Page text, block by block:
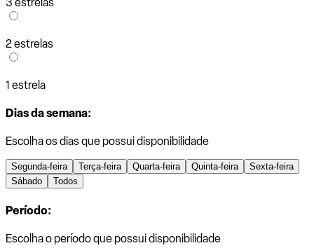
2 estrelas
1 estrela
Dias da semana:
Escolha os dias que possui disponibilidade
Segunda-feira Terça-feira Quarta-feira Quinta-feira
Sexta-feira
Sábado
Todos
Período:
Escolha o período que possui disponibilidade